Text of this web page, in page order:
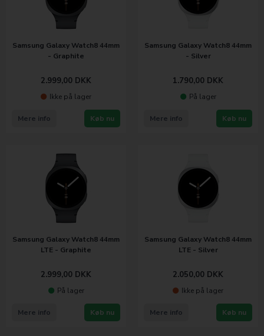
Samsung Galaxy Watch8 44mm
- Graphite
2.999,00 DKK
Ikke på lager
Køb nu
Mere info
Samsung Galaxy Watch8 44mm
- Silver
1.790,00 DKK
På lager
Køb nu
Mere info
Samsung Galaxy Watch8 44mm
LTE - Graphite
2.999,00 DKK
På lager
Køb nu
Mere info
Samsung Galaxy Watch8 44mm
LTE - Silver
2.050,00 DKK
Ikke på lager
Køb nu
Mere info